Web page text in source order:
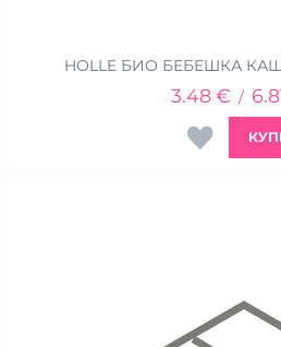
HOLLE БИО БЕБЕШКА
3.48 € /